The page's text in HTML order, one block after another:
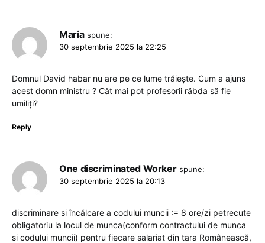
Maria spune:
30 septembrie 2025 la 22:25
Domnul David habar nu are pe ce lume trăiește. Cum a ajuns
acest domn ministru ? Cât mai pot profesorii răbda să fie
umiliți?
Reply
One discriminated Worker spune:
30 septembrie 2025 la 20:13
discriminare si încălcare a codului muncii := 8 ore/zi petrecute
obligatoriu la locul de munca(conform contractului de munca
si codului muncii) pentru fiecare salariat din tara Românească,